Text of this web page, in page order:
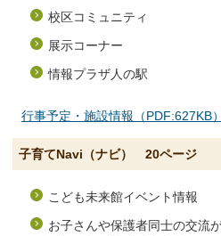
校区コミュニティ
展示コーナー
情報プラザ人の駅
行事予定・施設情報（PDF:627KB）
子育てNavi（ナビ） 20ページ
こども未来館イベント情報
お子さんや保護者同士の交流